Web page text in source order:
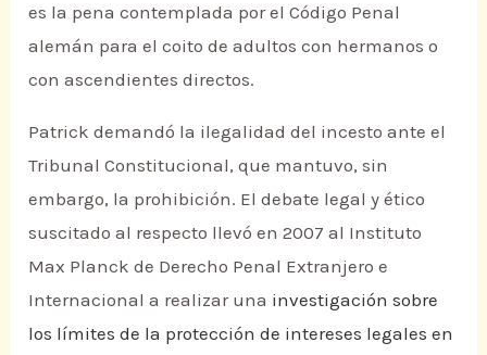
es la pena contemplada por el Código Penal
alemán para el coito de adultos con hermanos o
con ascendientes directos.
Patrick demandó la ilegalidad del incesto ante el
Tribunal Constitucional, que mantuvo, sin
embargo, la prohibición. El debate legal y ético
suscitado al respecto llevó en 2007 al Instituto
Max Planck de Derecho Penal Extranjero e
Internacional a realizar una investigación sobre
los límites de la protección de intereses legales en